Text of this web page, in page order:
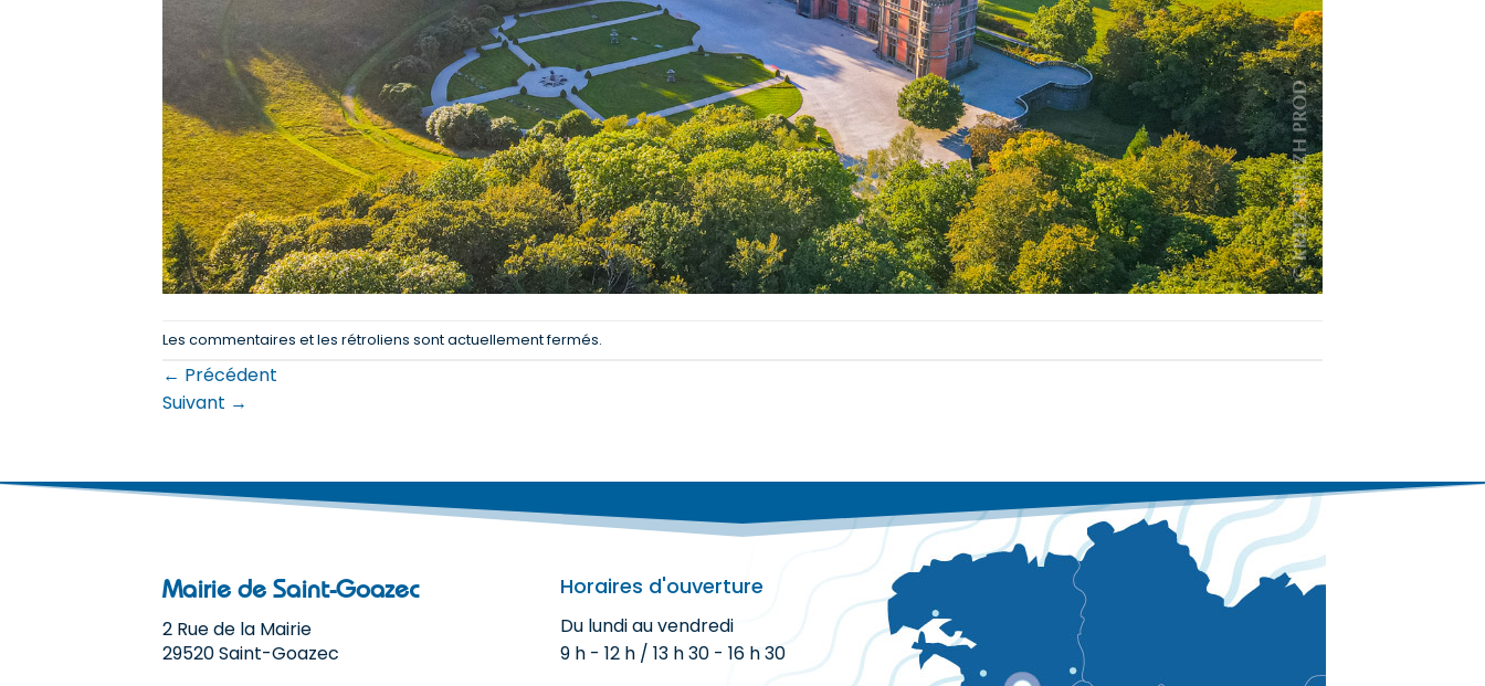
Les commentaires et les rétroliens sont actuellement fermés.
← Précédent
Suivant →
Mairie de Saint-Goazec
2 Rue de la Mairie
29520 Saint-Goazec
Horaires d'ouverture
Du lundi au vendredi
9 h - 12 h / 13 h 30 - 16 h 30